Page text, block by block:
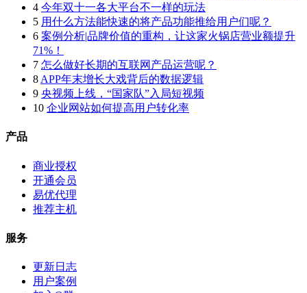
4 今年双十一各大平台不一样的玩法
5 用什么方法能快速的将产品功能推给用户们呢？
6 案例分析|品牌价值的重构，让这家火锅店营业额提升
71%！
7 怎么做好长期的互联网产品运营呢？
8 APP年末增长大戏背后的数据逻辑
9 央视频上线，“国家队”入局短视频
10 企业网站如何提高用户转化率
产品
商业授权
开通会员
易优代理
推荐主机
服务
更新日志
用户案例